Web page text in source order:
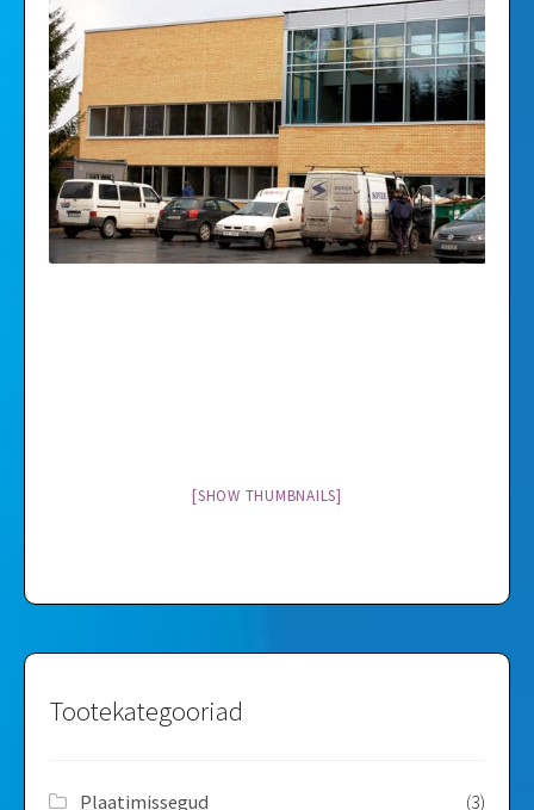
Videod
Galerii
[SHOW THUMBNAILS]
Tootekategooriad
Plaatimissegud
(3)